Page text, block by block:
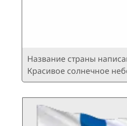
Название страны
Красивое солнечное